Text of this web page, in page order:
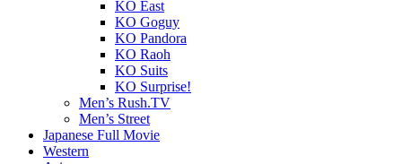
KO East
KO Goguy
KO Pandora
KO Raoh
KO Suits
KO Surprise!
Men’s Rush.TV
Men’s Street
Japanese Full Movie
Western